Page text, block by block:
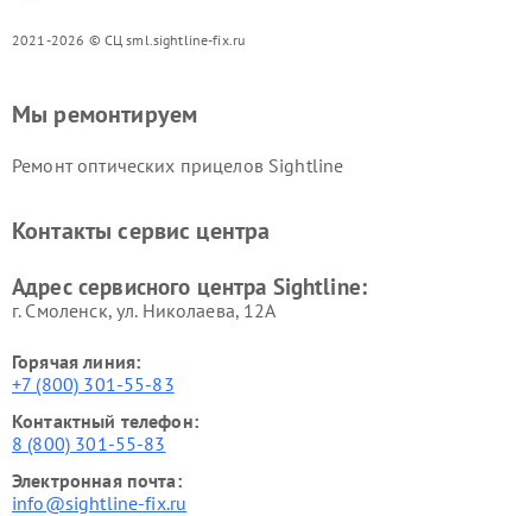
2021-2026 © СЦ sml.sightline-fix.ru
Мы ремонтируем
Ремонт оптических прицелов Sightline
Контакты сервис центра
Адрес сервисного центра Sightline:
г. Смоленск, ул. Николаева, 12А
Горячая линия:
+7 (800) 301-55-83
Контактный телефон:
8 (800) 301-55-83
Электронная почта:
info@sightline-fix.ru